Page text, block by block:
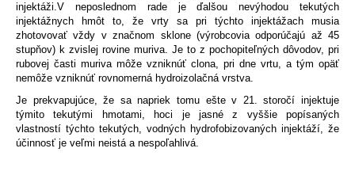
injektáži.V neposlednom rade je ďalšou nevýhodou tekutých
injektážnych hmôt to, že vrty sa pri týchto injektážach musia
zhotovovať vždy v značnom sklone (výrobcovia odporúčajú až 45
stupňov) k zvislej rovine muriva. Je to z pochopiteľných dôvodov, pri
rubovej časti muriva môže vzniknúť clona, ​​pri dne vrtu, a tým opäť
nemôže vzniknúť rovnomerná hydroizolačná vrstva.
Je prekvapujúce, že sa napriek tomu ešte v 21. storočí injektuje
týmito tekutými hmotami, hoci je jasné z vyššie popísaných
vlastností týchto tekutých, vodných hydrofobizovaných injektáží, že
účinnosť je veľmi neistá a nespoľahlivá.